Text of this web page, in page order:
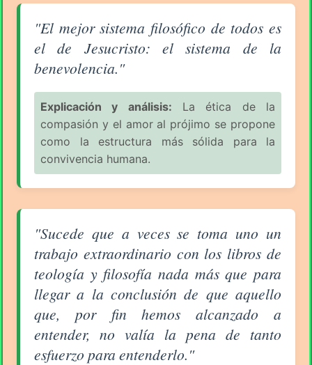
Aforismo sobre la Filosofía (pág. 2/16) - Carlo Dossi
"El mejor sistema filosófico de todos es
el de Jesucristo: el sistema de la
benevolencia."
Explicación y análisis: La ética de la
compasión y el amor al prójimo se propone
como la estructura más sólida para la
convivencia humana.
Aforismo sobre la Filosofía (pág. 2/16) - Carlo Dossi
"Sucede que a veces se toma uno un
trabajo extraordinario con los libros de
teología y filosofía nada más que para
llegar a la conclusión de que aquello
que, por fin hemos alcanzado a
entender, no valía la pena de tanto
esfuerzo para entenderlo."